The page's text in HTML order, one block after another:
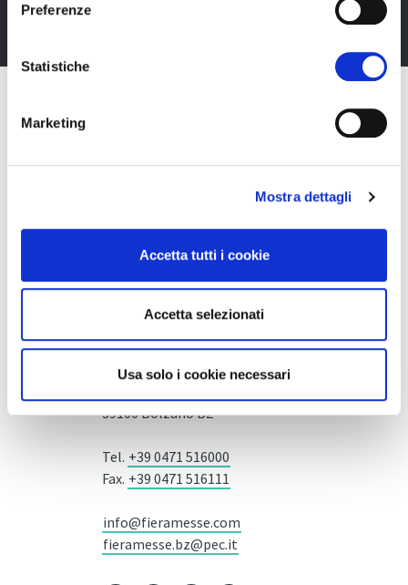
Preferenze
Statistiche
Marketing
Mostra dettagli
Accetta tutti i cookie
Accetta selezionati
Usa solo i cookie necessari
Iscriviti alla Newsletter
39100 Bolzano BZ
Tel. +39 0471 516000
Fax. +39 0471 516111
info@fieramesse.com
fieramesse.bz@pec.it